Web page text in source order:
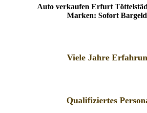
Auto verkaufen Erfurt
Marken: Sofort
Viele Jahre
Qualifiziertes